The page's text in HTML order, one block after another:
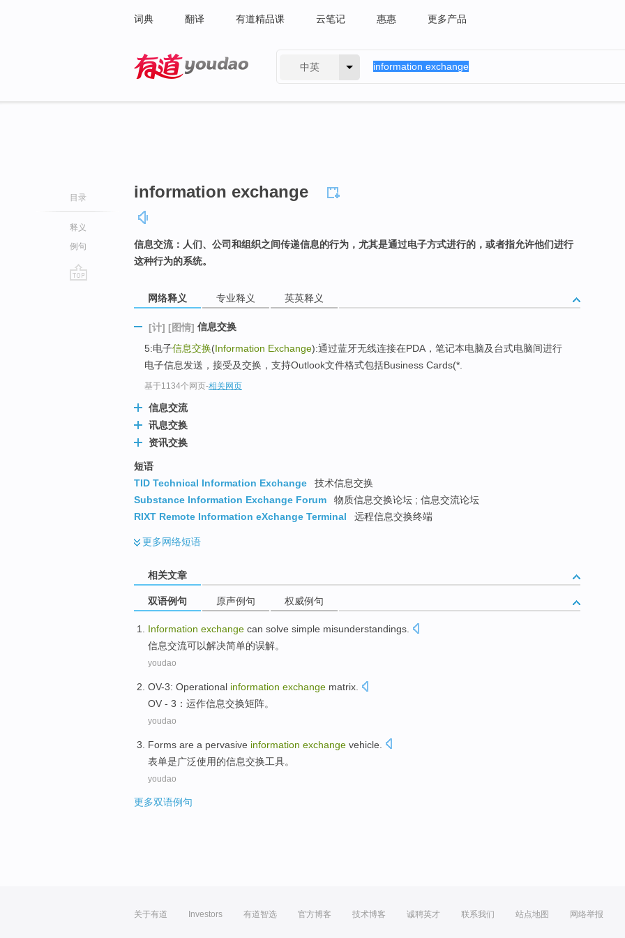
词典 翻译 有道精品课 云笔记 惠惠 更多产品
中英
目录
释义
例句
information exchange
信息交流：人们、公司和组织之间传递信息的行为，尤其是通过电子方式进行的，或者指允许他们进行
这种行为的系统。
网络释义 专业释义 英英释义
[计] [图情] 信息交换
5:电子信息交换(Information Exchange):通过蓝牙无线连接在PDA，笔记本电脑及台式电脑间进行
电子信息发送，接受及交换，支持Outlook文件格式包括Business Cards(*.
基于1134个网页-相关网页
信息交流
讯息交换
资讯交换
短语
TID Technical Information Exchange
技术信息交换
Substance Information Exchange Forum
物质信息交换论坛 ; 信息交流论坛
RIXT Remote Information eXchange Terminal
远程信息交换终端
更多网络短语
相关文章
双语例句 原声例句 权威例句
Information exchange can solve simple misunderstandings
信息交流可以解决简单的误解。
youdao
OV-3: Operational information exchange matrix
OV - 3 ： 运作信息交换矩阵。
youdao
Forms are a pervasive information exchange vehicle
表单是广泛使用的信息交换工具。
youdao
更多双语例句
关于有道 Investors 有道智选 官方博客 技术博客 诚聘英才 联系我们 站点地图 网络举报